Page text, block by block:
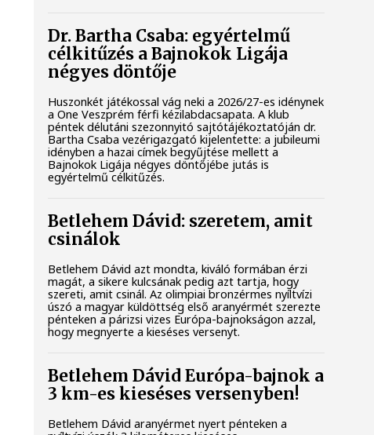
Dr. Bartha Csaba: egyértelmű
célkitűzés a Bajnokok Ligája
négyes döntője
Huszonkét játékossal vág neki a 2026/27-es idénynek
a One Veszprém férfi kézilabdacsapata. A klub
péntek délutáni szezonnyitó sajtótájékoztatóján dr.
Bartha Csaba vezérigazgató kijelentette: a jubileumi
idényben a hazai címek begyűjtése mellett a
Bajnokok Ligája négyes döntőjébe jutás is
egyértelmű célkitűzés.
Betlehem Dávid: szeretem, amit
csinálok
Betlehem Dávid azt mondta, kiváló formában érzi
magát, a sikere kulcsának pedig azt tartja, hogy
szereti, amit csinál. Az olimpiai bronzérmes nyíltvízi
úszó a magyar küldöttség első aranyérmét szerezte
pénteken a párizsi vizes Európa-bajnokságon azzal,
hogy megnyerte a kieséses versenyt.
Betlehem Dávid Európa-bajnok a
3 km-es kieséses versenyben!
Betlehem Dávid aranyérmet nyert pénteken a